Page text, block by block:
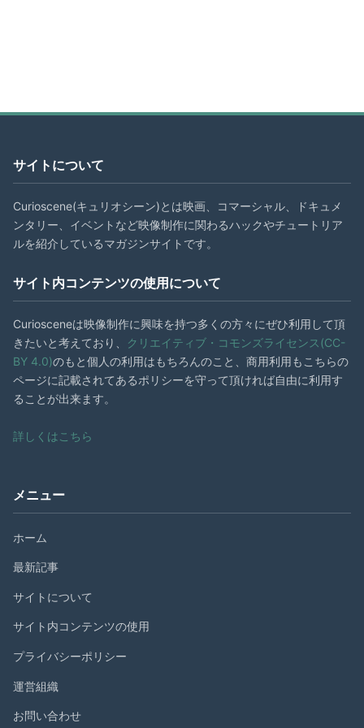
サイトについて
Curioscene(キュリオシーン)とは映画、コマーシャル、ドキュメ
ンタリー、イベントなど映像制作に関わるハックやチュートリア
ルを紹介しているマガジンサイトです。
サイト内コンテンツの使用について
Curiosceneは映像制作に興味を持つ多くの方々にぜひ利用して頂
きたいと考えており、
クリエイティブ・コモンズライセンス(CC-
BY 4.0)のもと個人の利用はもちろんのこと、商用利用もこちらの
ページに記載されてあるポリシーを守って頂ければ自由に利用す
ることが出来ます。
詳しくはこちら
メニュー
ホーム
最新記事
サイトについて
サイト内コンテンツの使用
プライバシーポリシー
運営組織
お問い合わせ